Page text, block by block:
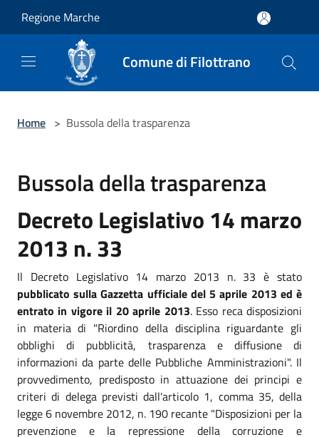
Regione Marche
Comune di Filottrano
Home > Bussola della trasparenza
Bussola della trasparenza
Decreto Legislativo 14 marzo
2013 n. 33
Il Decreto Legislativo 14 marzo 2013 n. 33 è stato
pubblicato sulla Gazzetta ufficiale del 5 aprile 2013 ed è
entrato in vigore il 20 aprile 2013. Esso reca disposizioni
in materia di "Riordino della disciplina riguardante gli
obblighi di pubblicità, trasparenza e diffusione di
informazioni da parte delle Pubbliche Amministrazioni". Il
provvedimento, predisposto in attuazione dei principi e
criteri di delega previsti dall'articolo 1, comma 35, della
legge 6 novembre 2012, n. 190 recante "Disposizioni per la
prevenzione e la repressione della corruzione e